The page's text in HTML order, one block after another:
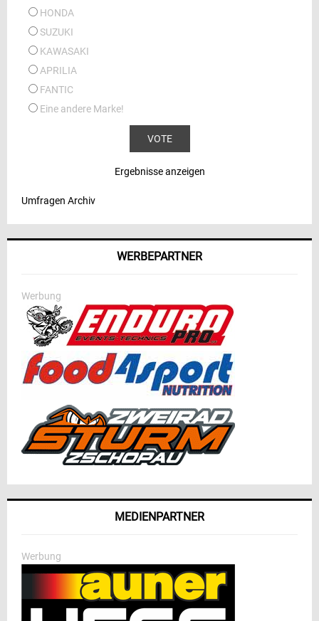
HONDA
SUZUKI
KAWASAKI
APRILIA
FANTIC
Eine andere Marke!
Ergebnisse anzeigen
Umfragen Archiv
WERBEPARTNER
Werbung
MEDIENPARTNER
Werbung